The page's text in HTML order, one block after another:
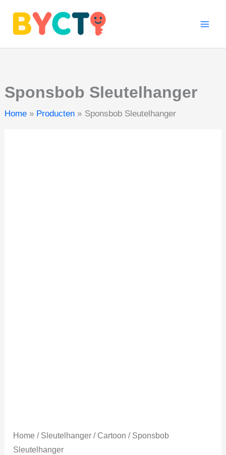
inhoud
Sponsbob Sleutelhanger
Home Producten Sponsbob Sleutelhanger
Home / Sleutelhanger / Cartoon / Sponsbob
Sleutelhanger